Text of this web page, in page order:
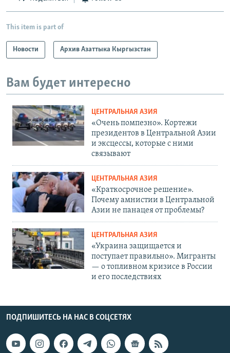
This item is part of
Новости Архив Азаттыка Кыргызстан
Вам будет интересно
ЦЕНТРАЛЬНАЯ АЗИЯ
«Очень помпезно». Кортежи
президентов в Центральной Азии
и эксцессы, которые с ними
связывают
ЦЕНТРАЛЬНАЯ АЗИЯ
«Краткосрочное решение».
Почему амнистии в Центральной
Азии не панацея от проблемы?
ЦЕНТРАЛЬНАЯ АЗИЯ
«Украина защищается и
поступает правильно». Мигранты
— о топливном кризисе в России
и его последствиях
ПОДПИШИТЕСЬ НА НАС В СОЦСЕТЯХ